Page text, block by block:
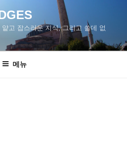
고 잡스러운 지식, 그리고 쓸데 없
메뉴